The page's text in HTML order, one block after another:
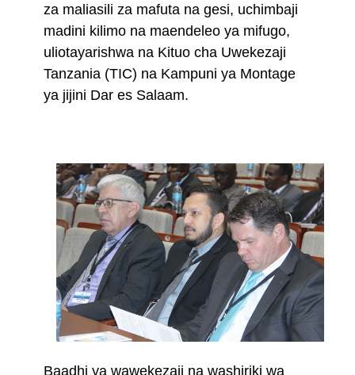
za maliasili za mafuta na gesi, uchimbaji
madini kilimo na maendeleo ya mifugo,
uliotayarishwa na Kituo cha Uwekezaji
Tanzania (TIC) na Kampuni ya Montage
ya jijini Dar es Salaam.
Baadhi ya wawekezaji na washiriki wa